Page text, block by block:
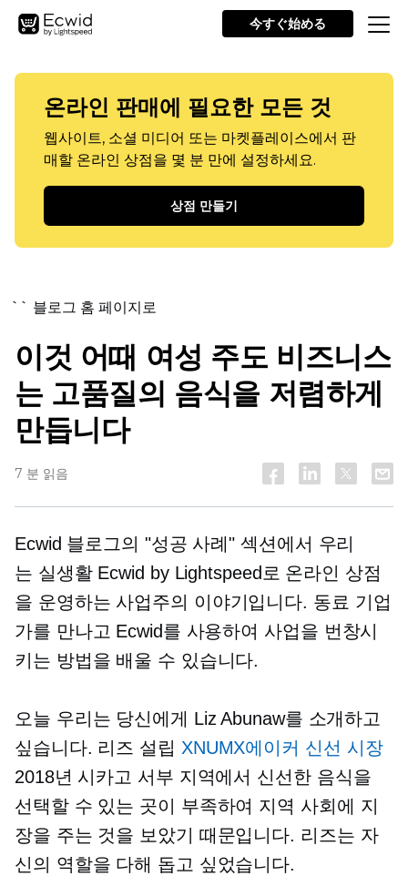
今すぐ始める
온라인 판매에 필요한 모든 것
웹사이트, 소셜 미디어 또는 마켓플레이스에서 판
매할 온라인 상점을 몇 분 만에 설정하세요.
상점 만들기
`` 블로그 홈 페이지로
이것 어때 여성 주도 비즈니스
는 고품질의 음식을 저렴하게
만듭니다
7 분 읽음
Ecwid 블로그의 "성공 사례" 섹션에서 우리
는 실생활Ecwid by Lightspeed로 온라인 상점
을 운영하는 사업주의 이야기입니다. 동료 기업
가를 만나고 Ecwid를 사용하여 사업을 번창시
키는 방법을 배울 수 있습니다.
오늘 우리는 당신에게 Liz Abunaw를 소개하고
싶습니다. 리즈 설립 XNUMX에이커 신선 시장
2018년 시카고 서부 지역에서 신선한 음식을
선택할 수 있는 곳이 부족하여 지역 사회에 지
장을 주는 것을 보았기 때문입니다. 리즈는 자
신의 역할을 다해 돕고 싶었습니다.